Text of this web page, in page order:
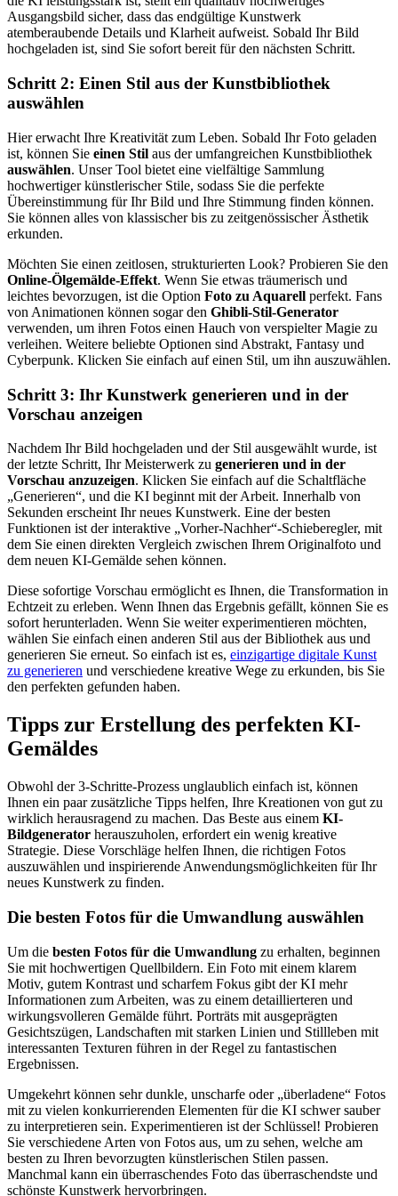
Ausgangsbild sicher, dass das endgültige Kunstwerk
atemberaubende Details und Klarheit aufweist. Sobald Ihr Bild
hochgeladen ist, sind Sie sofort bereit für den nächsten Schritt.
Schritt 2: Einen Stil aus der Kunstbibliothek
auswählen
Hier erwacht Ihre Kreativität zum Leben. Sobald Ihr Foto geladen
ist, können Sie einen Stil aus der umfangreichen Kunstbibliothek
auswählen. Unser Tool bietet eine vielfältige Sammlung
hochwertiger künstlerischer Stile, sodass Sie die perfekte
Übereinstimmung für Ihr Bild und Ihre Stimmung finden können.
Sie können alles von klassischer bis zu zeitgenössischer Ästhetik
erkunden.
Möchten Sie einen zeitlosen, strukturierten Look? Probieren Sie den
Online-Ölgemälde-Effekt. Wenn Sie etwas träumerisch und
leichtes bevorzugen, ist die Option Foto zu Aquarell perfekt. Fans
von Animationen können sogar den Ghibli-Stil-Generator
verwenden, um ihren Fotos einen Hauch von verspielter Magie zu
verleihen. Weitere beliebte Optionen sind Abstrakt, Fantasy und
Cyberpunk. Klicken Sie einfach auf einen Stil, um ihn auszuwählen.
Schritt 3: Ihr Kunstwerk generieren und in der
Vorschau anzeigen
Nachdem Ihr Bild hochgeladen und der Stil ausgewählt wurde, ist
der letzte Schritt, Ihr Meisterwerk zu generieren und in der
Vorschau anzuzeigen. Klicken Sie einfach auf die Schaltfläche
„Generieren“, und die KI beginnt mit der Arbeit. Innerhalb von
Sekunden erscheint Ihr neues Kunstwerk. Eine der besten
Funktionen ist der interaktive „Vorher-Nachher“-Schieberegler, mit
dem Sie einen direkten Vergleich zwischen Ihrem Originalfoto und
dem neuen KI-Gemälde sehen können.
Diese sofortige Vorschau ermöglicht es Ihnen, die Transformation in
Echtzeit zu erleben. Wenn Ihnen das Ergebnis gefällt, können Sie es
sofort herunterladen. Wenn Sie weiter experimentieren möchten,
wählen Sie einfach einen anderen Stil aus der Bibliothek aus und
generieren Sie erneut. So einfach ist es, einzigartige digitale Kunst
zu generieren und verschiedene kreative Wege zu erkunden, bis Sie
den perfekten gefunden haben.
Tipps zur Erstellung des perfekten KI-
Gemäldes
Obwohl der 3-Schritte-Prozess unglaublich einfach ist, können
Ihnen ein paar zusätzliche Tipps helfen, Ihre Kreationen von gut zu
wirklich herausragend zu machen. Das Beste aus einem KI-
Bildgenerator herauszuholen, erfordert ein wenig kreative
Strategie. Diese Vorschläge helfen Ihnen, die richtigen Fotos
auszuwählen und inspirierende Anwendungsmöglichkeiten für Ihr
neues Kunstwerk zu finden.
Die besten Fotos für die Umwandlung auswählen
Um die besten Fotos für die Umwandlung zu erhalten, beginnen
Sie mit hochwertigen Quellbildern. Ein Foto mit einem klarem
Motiv, gutem Kontrast und scharfem Fokus gibt der KI mehr
Informationen zum Arbeiten, was zu einem detaillierteren und
wirkungsvolleren Gemälde führt. Porträts mit ausgeprägten
Gesichtszügen, Landschaften mit starken Linien und Stillleben mit
interessanten Texturen führen in der Regel zu fantastischen
Ergebnissen.
Umgekehrt können sehr dunkle, unscharfe oder „überladene“ Fotos
mit zu vielen konkurrierenden Elementen für die KI schwer sauber
zu interpretieren sein. Experimentieren ist der Schlüssel! Probieren
Sie verschiedene Arten von Fotos aus, um zu sehen, welche am
besten zu Ihren bevorzugten künstlerischen Stilen passen.
Manchmal kann ein überraschendes Foto das überraschendste und
schönste Kunstwerk hervorbringen.